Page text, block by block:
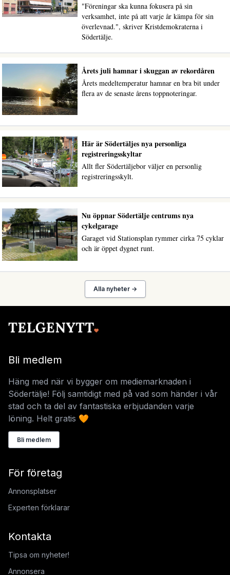
"Föreningar ska kunna fokusera på sin
verksamhet, inte på att varje år kämpa för sin
överlevnad.", skriver Kristdemokraterna i
Södertälje.
Årets juli hamnar i skuggan av rekordåren
Årets medeltemperatur hamnar en bra bit under
flera av de senaste årens toppnoteringar.
Här är Södertäljes nya personliga
registreringsskyltar
Allt fler Södertäljebor väljer en personlig
registreringsskylt.
Nu öppnar Södertälje centrums nya
cykelgarage
Garaget vid Stationsplan rymmer cirka 75 cyklar
och är öppet dygnet runt.
Alla nyheter →
Bli medlem
Häng med när vi bygger om mediemarknaden i
Södertälje! Följ samtidigt med på vad som händer i vår
stad och ta del av fantastiska erbjudanden varje
löning. Helt gratis 🧡
Bli medlem
För företag
Annonsplatser
Experten förklarar
Kontakta
Tipsa om nyheter!
Annonsera